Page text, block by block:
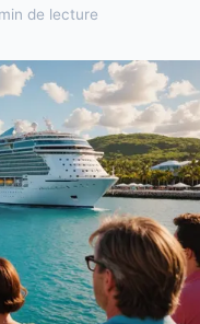
de lecture